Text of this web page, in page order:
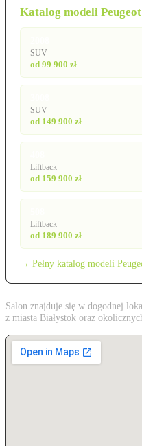
Katalog modeli
SUV
od 99 900 zł
SUV
od 149 900 zł
Liftback
od 159 900 zł
Liftback
od 189 900 zł
→ Pełny katalog modeli
Salon znajduje się w dogodnej
z miasta Białystok oraz